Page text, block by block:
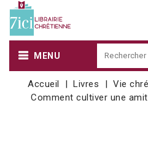
MENU
Accueil Livres Vie
Comment cultiver une